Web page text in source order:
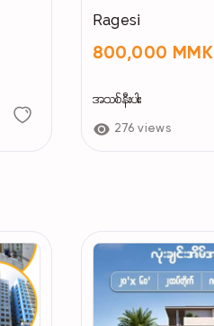
Ragesi
800,000 MMK
အသစ်နီးပါး
276 views